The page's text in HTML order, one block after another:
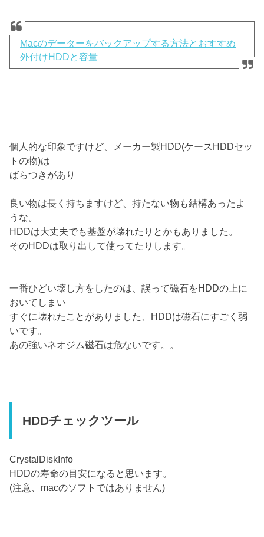
Macのデーターをバックアップする方法とおすすめ
外付けHDDと容量
個人的な印象ですけど、メーカー製HDD(ケースHDDセッ
トの物)は
ばらつきがあり
良い物は長く持ちますけど、持たない物も結構あったよ
うな。
HDDは大丈夫でも基盤が壊れたりとかもありました。
そのHDDは取り出して使ってたりします。
一番ひどい壊し方をしたのは、誤って磁石をHDDの上に
おいてしまい
すぐに壊れたことがありました、HDDは磁石にすごく弱
いです。
あの強いネオジム磁石は危ないです。。
HDDチェックツール
CrystalDiskInfo
HDDの寿命の目安になると思います。
(注意、macのソフトではありません)